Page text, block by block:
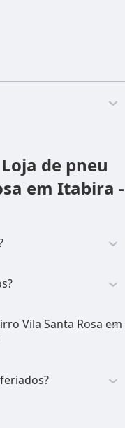
Loja de pneu
em Itabira -
Vila Santa Rosa em